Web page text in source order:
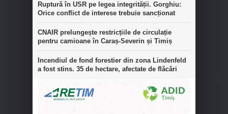
Ruptură în USR pe legea integrității. Gorghiu:
Orice conflict de interese trebuie sancționat
CNAIR prelungește restricțiile de circulație
pentru camioane în Caraș-Severin și Timiș
Incendiul de fond forestier din zona Lindenfeld
a fost stins. 35 de hectare, afectate de flăcări